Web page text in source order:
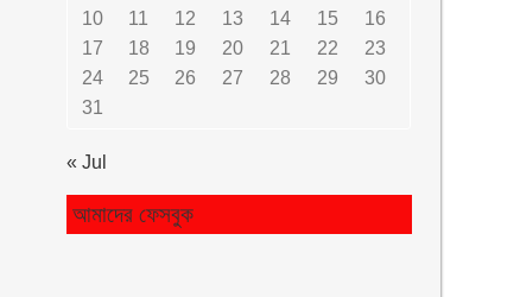
10
11 12 13 14 15
16
17
18 19 20 21 22
23
24
25 26 27 28 29
30
31
« Jul
আমাদের ফেসবুক